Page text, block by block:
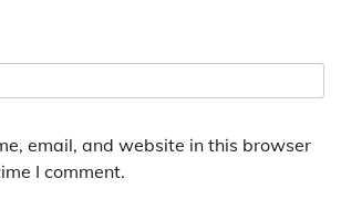
email, and website in this browser
I comment.